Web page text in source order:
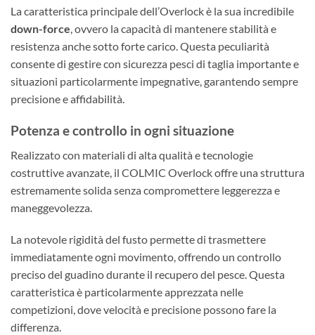
La caratteristica principale dell’Overlock è la sua incredibile
down-force, ovvero la capacità di mantenere stabilità e
resistenza anche sotto forte carico. Questa peculiarità
consente di gestire con sicurezza pesci di taglia importante e
situazioni particolarmente impegnative, garantendo sempre
precisione e affidabilità.
Potenza e controllo in ogni situazione
Realizzato con materiali di alta qualità e tecnologie
costruttive avanzate, il COLMIC Overlock offre una struttura
estremamente solida senza compromettere leggerezza e
maneggevolezza.
La notevole rigidità del fusto permette di trasmettere
immediatamente ogni movimento, offrendo un controllo
preciso del guadino durante il recupero del pesce. Questa
caratteristica è particolarmente apprezzata nelle
competizioni, dove velocità e precisione possono fare la
differenza.